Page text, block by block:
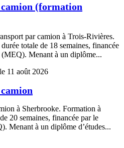
(formation
par camion à Trois-Rivières.
totale de 18 semaines, financée
Menant à un diplôme...
11 août 2026
à Sherbrooke. Formation à
20 semaines, financée par le
Menant à un diplôme d’études...